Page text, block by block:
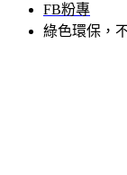
FB粉專
綠色環保，